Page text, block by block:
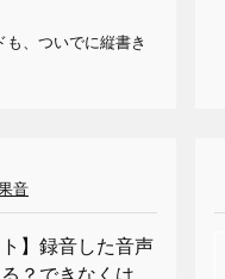
も、ついでに縦書き
音
ト】録音した音声
？できなくは、